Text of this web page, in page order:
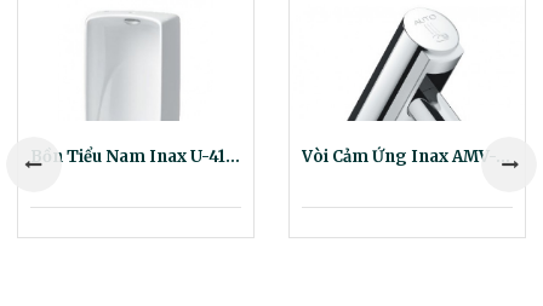
Bồn Tiểu Nam Inax U-411V Treo Tường Inax